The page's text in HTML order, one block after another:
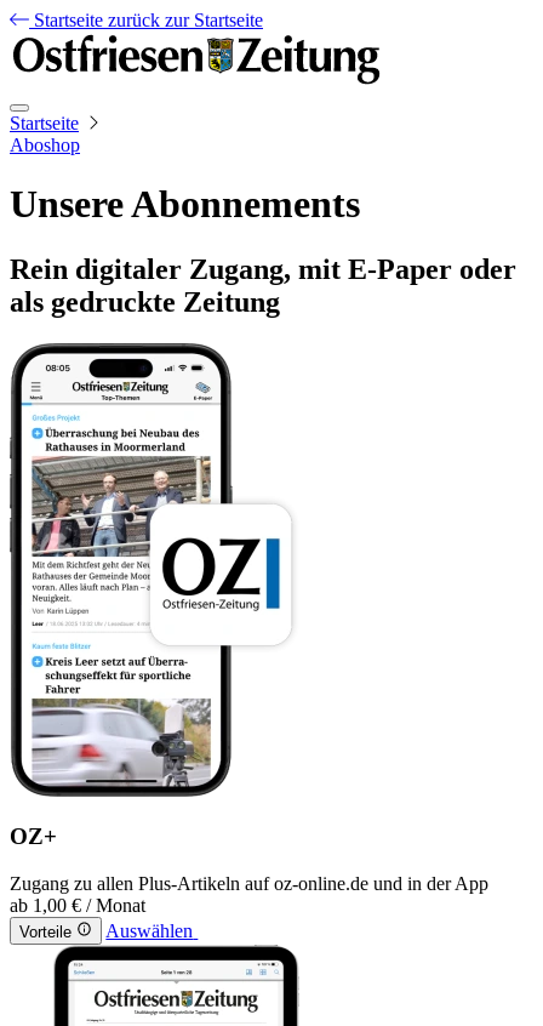
Startseite zurück zur Startseite
Startseite
Aboshop
Unsere Abonnements
Rein digitaler Zugang, mit E-Paper oder
als gedruckte Zeitung
OZ+
Zugang zu allen Plus-Artikeln auf oz-online.de und in der App
ab 1,00 € / Monat
Vorteile Auswählen